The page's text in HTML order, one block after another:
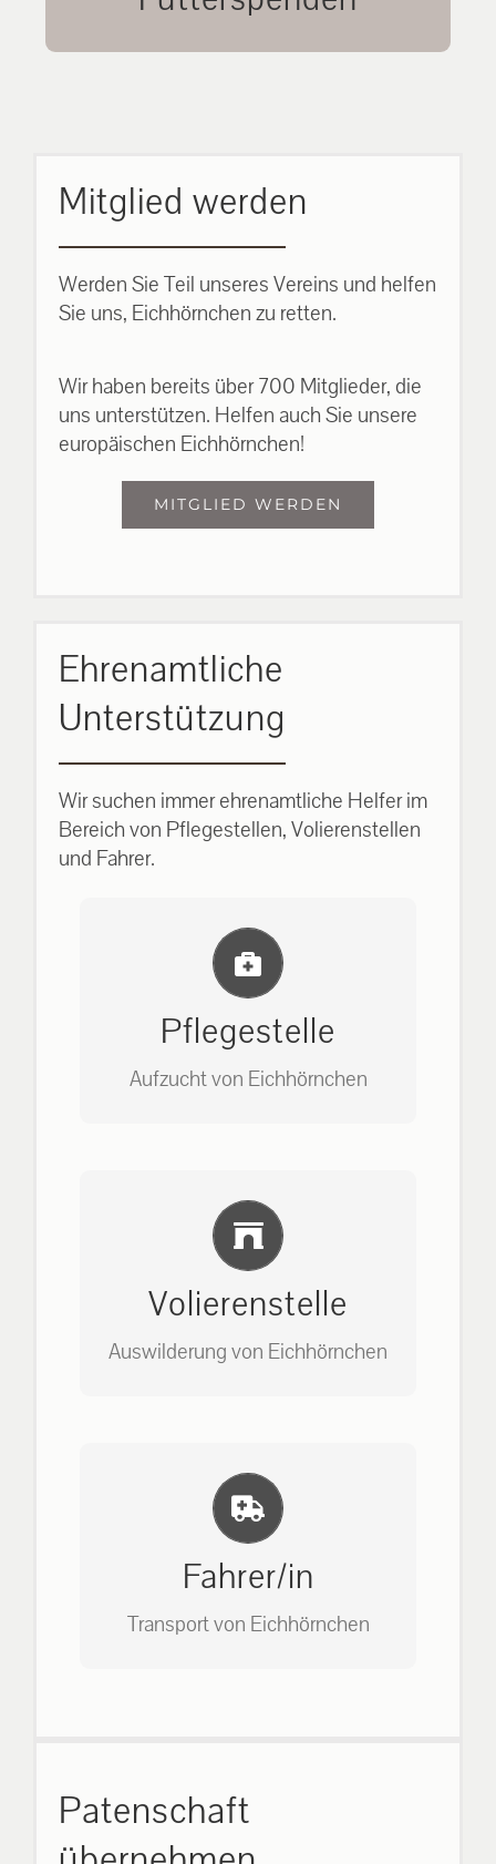
unsere Eichhörnchen.
Mitglied werden
Werden Sie Teil unseres Vereins und helfen
Sie uns, Eichhörnchen zu retten.
Wir haben bereits über 700 Mitglieder, die
uns unterstützen. Helfen auch Sie unsere
europäischen Eichhörnchen!
MITGLIED WERDEN
Ehrenamtliche
Unterstützung
Wir suchen immer ehrenamtliche Helfer im
Bereich von Pflegestellen, Volierenstellen
und Fahrer.
Pflegestelle
Aufzucht von Eichhörnchen
Einlernung und Infos
auf: 0162-7909946
Volierenstelle
Auswilderung von Eichhörnchen
Einlernung und Infos
Bitte unter unserem Büro anrufen
auf: 0162-7909946
Fahrer/in
Transport von Eichhörnchen
Einlernung und Infos
auf: 0162-7909946
Patenschaft